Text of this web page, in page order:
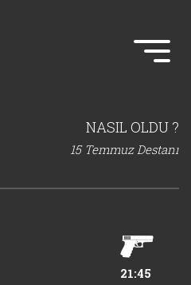
NASIL OLDU ?
15 Temmuz Destanı
21:45